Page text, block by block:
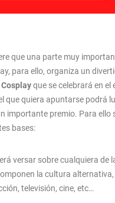
que una parte muy
para ello, organiza un
Cosplayque se celebrará en el
que quiera apuntarse podrá
importante premio. Para ello
bases:
versar sobre cualquiera de
la cultura
televisión, cine, etc…